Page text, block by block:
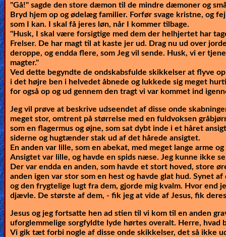
"Gå!" sagde den store dæmon til de mindre dæmoner og
Bryd hjem op og ødelæg familier. Forfør svage kristne, og
som I kan. I skal få jeres løn, når I kommer tilbage.
"Husk, I skal være forsigtige med dem der helhjertet har
Frelser. De har magt til at kaste jer ud. Drag nu ud over
deroppe, og endda flere, som Jeg vil sende. Husk, vi er
magter."
Ved dette begyndte de ondskabsfulde skikkelser at flyve
i det højre ben i helvedet åbnede og lukkede sig meget
for også op og ud gennem den tragt vi var kommet ind
Jeg vil prøve at beskrive udseendet af disse onde
meget stor, omtrent på størrelse med en fuldvoksen
som en flagermus og øjne, som sat dybt inde i et håret
siderne og hugtænder stak ud af det hårede ansigtet.
En anden var lille, som en abekat, med meget lange arme
Ansigtet var lille, og havde en spids næse. Jeg kunne ikke
Der var endda en anden, som havde et stort hoved, store
anden igen var stor som en hest og havde glat hud. Synet
og den frygtelige lugt fra dem, gjorde mig kvalm. Hvor end
djævle. De største af dem, - fik jeg at vide af Jesus, fik
Jesus og jeg fortsatte hen ad stien til vi kom til en anden
uforglemmelige sorgfyldte lyde hørtes overalt. Herre,
Vi gik tæt forbi nogle af disse onde skikkelser, det så ikke